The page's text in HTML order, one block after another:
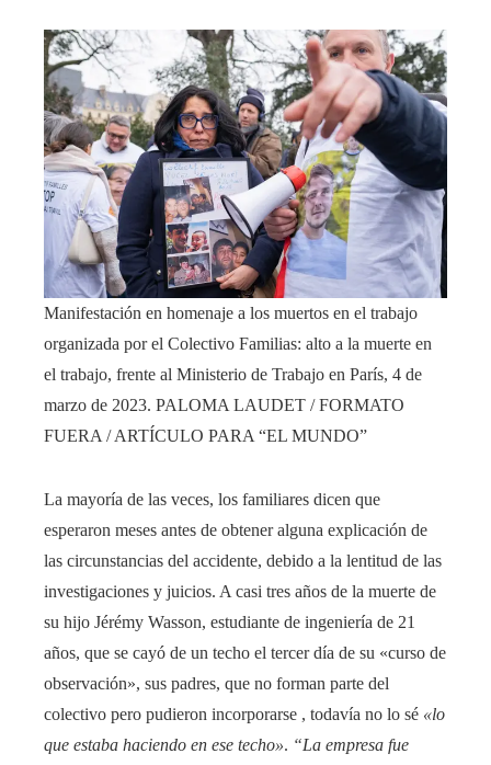
Manifestación en homenaje a los muertos en el trabajo
organizada por el Colectivo Familias: alto a la muerte en
el trabajo, frente al Ministerio de Trabajo en París, 4 de
marzo de 2023. PALOMA LAUDET / FORMATO
FUERA / ARTÍCULO PARA “EL MUNDO”
La mayoría de las veces, los familiares dicen que
esperaron meses antes de obtener alguna explicación de
las circunstancias del accidente, debido a la lentitud de las
investigaciones y juicios. A casi tres años de la muerte de
su hijo Jérémy Wasson, estudiante de ingeniería de 21
años, que se cayó de un techo el tercer día de su «curso de
observación», sus padres, que no forman parte del
colectivo pero pudieron incorporarse , todavía no lo sé «lo
que estaba haciendo en ese techo». “La empresa fue